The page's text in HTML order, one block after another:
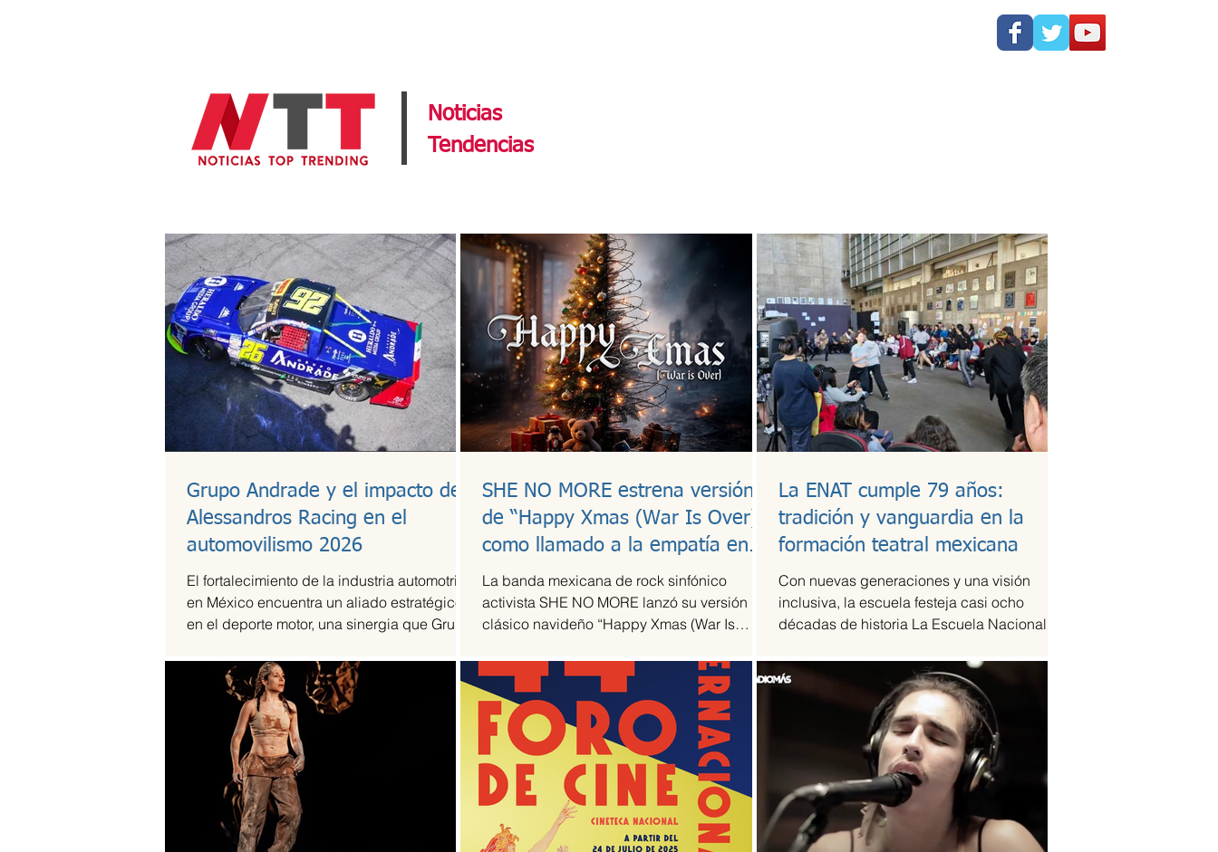
Noticias
Tendencias
Grupo Andrade y el impacto de
Alessandros Racing en el
automovilismo 2026
El fortalecimiento de la industria automotriz
en México encuentra un aliado estratégico
en el deporte motor, una sinergia que Grupo
Alessandros Racing. En el marco de su
centenario, la organización utiliza la alta
competencia para validar su capacidad
técnica y operativa en las pistas más
exigentes del país durante la temporada
SHE NO MORE estrena versión
de “Happy Xmas (War Is Over)”
como llamado a la empatía en
tiempos de guerra
La banda mexicana de rock sinfónico
activista SHE NO MORE lanzó su versión del
clásico navideño “Happy Xmas (War Is
El sencillo transforma el himno pacifista en
un arreglo metal sinfónico que mantiene su
esencia esperanzadora, pero con la
potencia característica del grupo.
La ENAT cumple 79 años:
tradición y vanguardia en la
formación teatral mexicana
Con nuevas generaciones y una visión
inclusiva, la escuela festeja casi ocho
décadas de historia La Escuela Nacional de